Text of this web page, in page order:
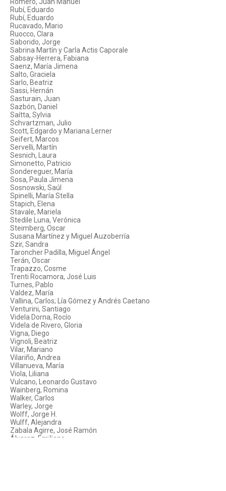
Rubí, Eduardo
Rubí, Eduardo
Rucavado, Mario
Ruocco, Clara
Saborido, Jorge
Sabrina Martín y Carla Actis Caporale
Sabsay-Herrera, Fabiana
Saenz, María Jimena
Salto, Graciela
Sarlo, Beatriz
Sassi, Hernán
Sasturain, Juan
Sazbón, Daniel
Saítta, Sylvia
Schvartzman, Julio
Scott, Edgardo y Mariana Lerner
Seifert, Marcos
Servelli, Martín
Sesnich, Laura
Simonetto, Patricio
Sondereguer, María
Sosa, Paula Jimena
Sosnowski, Saúl
Spinelli, María Stella
Stapich, Elena
Stavale, Mariela
Stedile Luna, Verónica
Steimberg, Oscar
Susana Martínez y Miguel Auzoberría
Szir, Sandra
Taroncher Padilla, Miguel Ángel
Terán, Oscar
Trapazzo, Cosme
Trenti Rocamora, José Luis
Turnes, Pablo
Valdez, María
Vallina, Carlos; Lía Gómez y Andrés Caetano
Venturini, Santiago
Videla Dorna, Rocío
Videla de Rivero, Gloria
Vigna, Diego
Vignoli, Beatriz
Vilar, Mariano
Vilariño, Andrea
Villanueva, María
Viola, Liliana
Vulcano, Leonardo Gustavo
Wainberg, Romina
Walker, Carlos
Warley, Jorge
Wolff, Jorge H.
Wulff, Alejandra
Zabala Agirre, José Ramón
Álvarez, Emiliano